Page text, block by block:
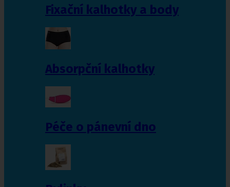
Fixační kalhotky a body
Absorpční kalhotky
Péče o pánevní dno